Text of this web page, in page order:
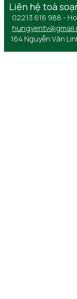
Liên hệ toà
02213 616 988 -
164 Nguyễn Văn